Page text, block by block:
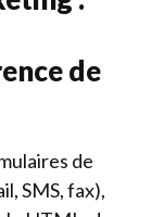
de
de
SMS, fax),